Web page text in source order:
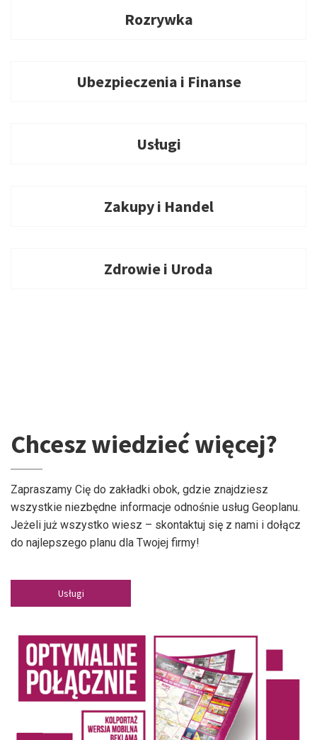
Rozrywka
Ubezpieczenia i Finanse
Usługi
Zakupy i Handel
Zdrowie i Uroda
Chcesz wiedzieć więcej?
Zapraszamy Cię do zakładki obok, gdzie znajdziesz
wszystkie niezbędne informacje odnośnie usług Geoplanu.
Jeżeli już wszystko wiesz – skontaktuj się z nami i dołącz
do najlepszego planu dla Twojej firmy!
Usługi